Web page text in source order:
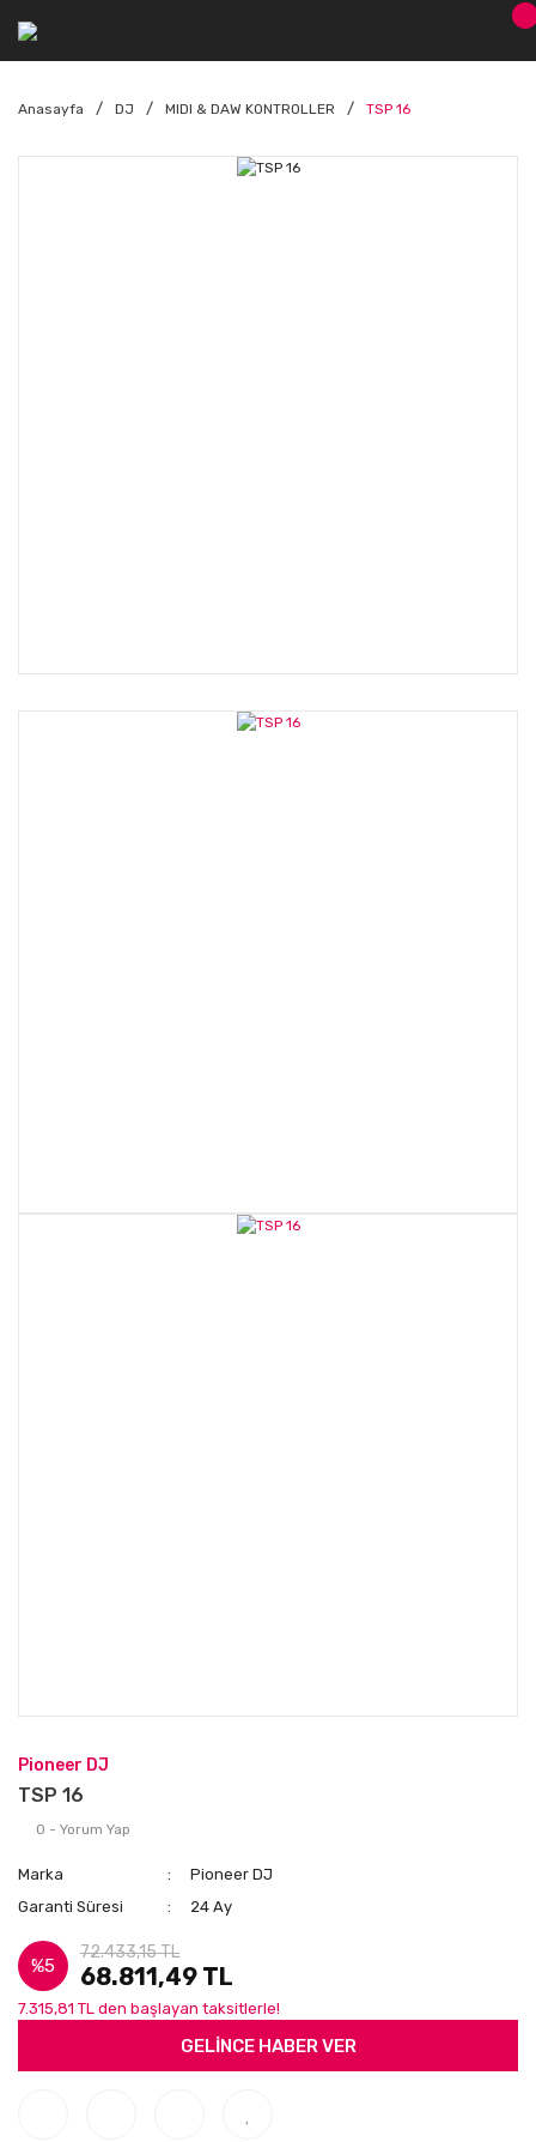
Anasayfa DJ MIDI & DAW KONTROLLER TSP 16
Pioneer DJ
TSP 16
0 - Yorum Yap
Marka
Pioneer DJ
Garanti Süresi
24 Ay
%5
72.433,15 TL
68.811,49 TL
7.315,81 TL den başlayan taksitlerle!
GELİNCE HABER VER